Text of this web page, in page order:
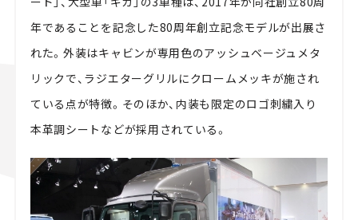
年であることを記念した80周年創立記念モデルが出展さ
れた。外装はキャビンが専用色のアッシュベージュメタ
リックで、ラジエターグリルにクロームメッキが施され
ている点が特徴。そのほか、内装も限定のロゴ刺繍入り
本革調シートなどが採用されている。